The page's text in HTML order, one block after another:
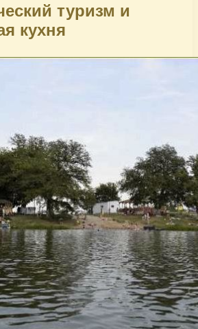
туризм и
кухня